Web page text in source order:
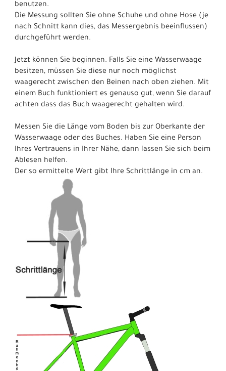
benutzen.
Die Messung sollten Sie ohne Schuhe und ohne Hose (je
nach Schnitt kann dies, das Messergebnis beeinflussen)
durchgeführt werden.
Jetzt können Sie beginnen. Falls Sie eine Wasserwaage
besitzen, müssen Sie diese nur noch möglichst
waagerecht zwischen den Beinen nach oben ziehen. Mit
einem Buch funktioniert es genauso gut, wenn Sie darauf
achten dass das Buch waagerecht gehalten wird.
Messen Sie die Länge vom Boden bis zur Oberkante der
Wasserwaage oder des Buches. Haben Sie eine Person
Ihres Vertrauens in Ihrer Nähe, dann lassen Sie sich beim
Ablesen helfen.
Der so ermittelte Wert gibt Ihre Schrittlänge in cm an.